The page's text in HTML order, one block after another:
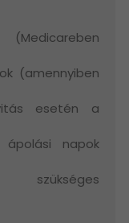
(amennyiben
esetén a
napok
szükséges